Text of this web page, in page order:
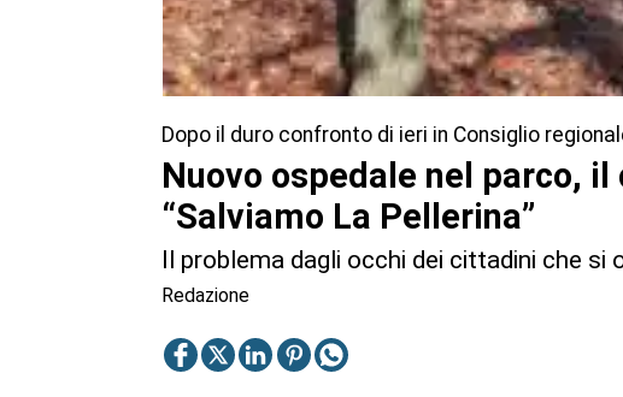
Dopo il duro confronto di ieri in Consiglio
Nuovo ospedale nel parco,
“Salviamo La Pellerina”
Il problema dagli occhi dei cittadini che si
Redazione